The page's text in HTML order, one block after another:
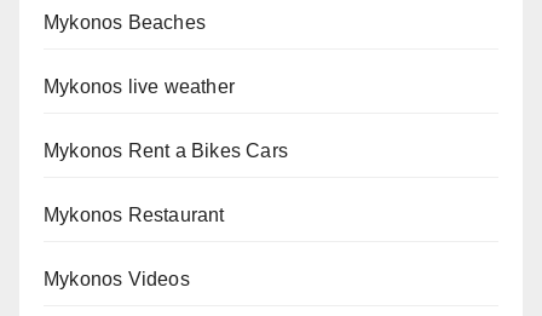
Mykonos Beaches
Mykonos live weather
Mykonos Rent a Bikes Cars
Mykonos Restaurant
Mykonos Videos